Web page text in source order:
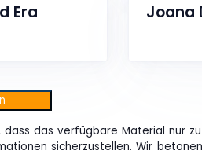
Era
Joana
das verfügbare Material nur
sicherzustellen. Wir